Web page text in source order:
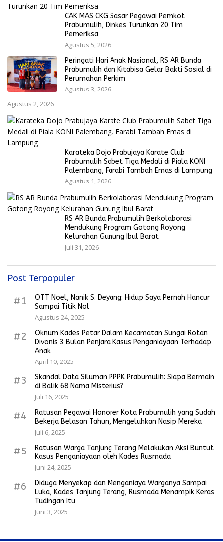
CAK MAS CKG Sasar Pegawai Pemkot
Prabumulih, Dinkes Turunkan 20 Tim
Pemeriksa
Agustus 5, 2026
Peringati Hari Anak Nasional, RS AR Bunda
Prabumulih dan Kitabisa Gelar Bakti Sosial di
Perumahan Perkim
Agustus 3, 2026
Agustus 2, 2026
Karateka Dojo Prabujaya Karate Club
Prabumulih Sabet Tiga Medali di Piala KONI
Palembang, Farabi Tambah Emas di Lampung
Agustus 1, 2026
RS AR Bunda Prabumulih Berkolaborasi
Mendukung Program Gotong Royong
Kelurahan Gunung Ibul Barat
Juli 31, 2026
Post Terpopuler
#1
OTT Noel, Nanik S. Deyang: Hidup Saya Pernah Hancur
Sampai Titik Nol
Agustus 24, 2025
#2
Oknum Kades Petar Dalam Kecamatan Sungai Rotan
Divonis 3 Bulan Penjara Kasus Penganiayaan Terhadap
Anak
April 10, 2025
#3
Skandal Data Siluman PPPK Prabumulih: Siapa Bermain
di Balik 68 Nama Misterius?
Juli 16, 2025
#4
Ratusan Pegawai Honorer Kota Prabumulih yang Sudah
Bekerja Belasan Tahun, Mengeluhkan Nasip Mereka
Juli 6, 2025
#5
Ratusan Warga Tanjung Terang Melakukan Aksi Buntut
Kasus Penganiayaan oleh Kades Rusmada
Juni 24, 2025
#6
Diduga Menyekap dan Menganiaya Warganya Sampai
Luka, Kades Tanjung Terang, Rusmada Menampik Keras
Tudingan Itu
Juni 3, 2025